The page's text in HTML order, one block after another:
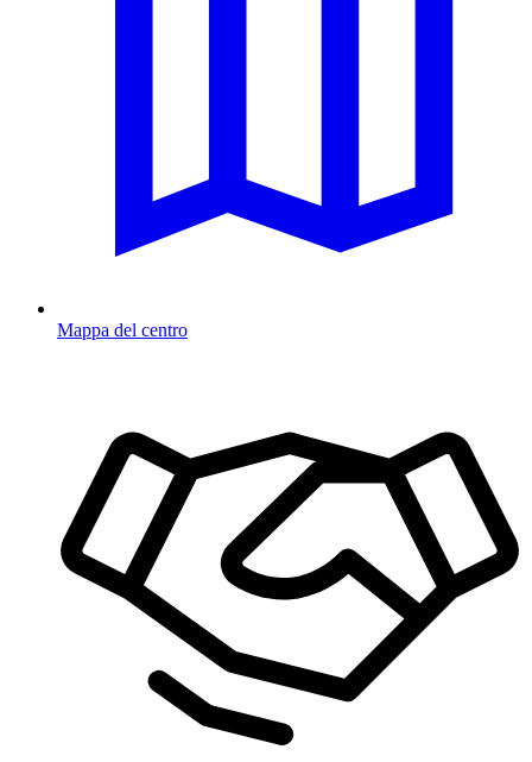
Mappa del centro